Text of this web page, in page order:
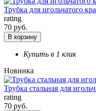
Трубка для игольчатого
rating
70 руб.
В корзину
Купить в 1 клик
Новинка
Трубка стальная для
rating
70 руб.